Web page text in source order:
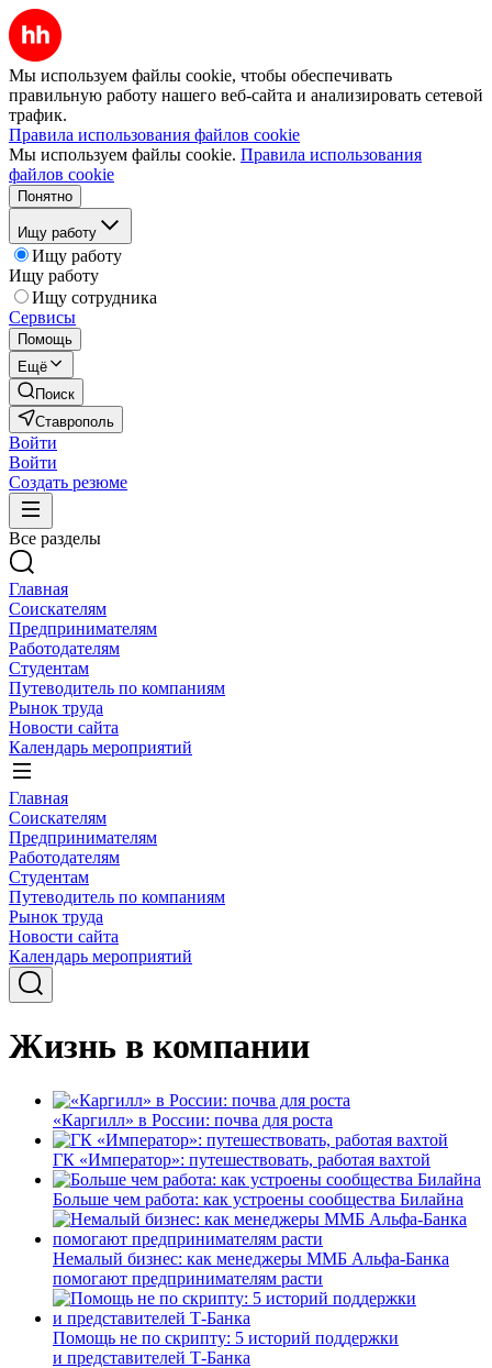
Мы используем файлы cookie, чтобы обеспечивать
правильную работу нашего веб-сайта и анализировать сетевой
трафик.
Правила использования файлов cookie
Мы используем файлы cookie. Правила использования
файлов cookie
Понятно
Ищу работу
Ищу работу
Ищу работу
Ищу сотрудника
Сервисы
Помощь
Ещё
Поиск
Ставрополь
Войти
Войти
Создать резюме
Все разделы
Главная
Соискателям
Предпринимателям
Работодателям
Студентам
Путеводитель по компаниям
Рынок труда
Новости сайта
Календарь мероприятий
Главная
Соискателям
Предпринимателям
Работодателям
Студентам
Путеводитель по компаниям
Рынок труда
Новости сайта
Календарь мероприятий
Жизнь в компании
«Каргилл» в России: почва для роста
ГК «Император»: путешествовать, работая вахтой
Больше чем работа: как устроены сообщества Билайна
Немалый бизнес: как менеджеры ММБ Альфа-Банка
помогают предпринимателям расти
Помощь не по скрипту: 5 историй поддержки
и представителей Т-Банка